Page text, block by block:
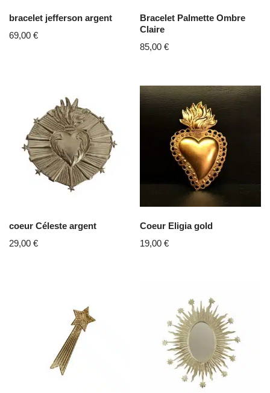
bracelet jefferson argent
69,00 €
Bracelet Palmette Ombre
Claire
85,00€
coeur Céleste argent
29,00 €
Coeur Eligia gold
19,00€